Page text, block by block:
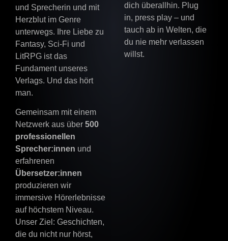
und Sprecherin und mit
Herzblut im Genre
unterwegs. Ihre Liebe zu
Fantasy, Sci-Fi und
LitRPG ist das
Fundament unseres
Verlags. Und das hört
man.
Gemeinsam mit einem
Netzwerk aus über 500
professionellen
Sprecher:innen und
erfahrenen
Übersetzer:innen
produzieren wir
immersive Hörerlebnisse
auf höchstem Niveau.
Unser Ziel: Geschichten,
die du nicht nur hörst,
dich überallhin. Plug
in, press play – und
tauch ab in Welten, die
du nie mehr verlassen
willst.